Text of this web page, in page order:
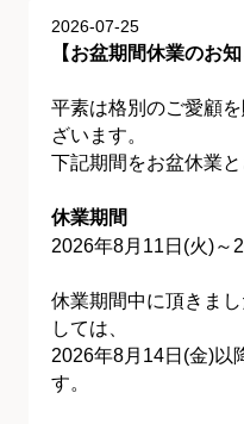
2026-07-25
【お盆期間休業のお知
平素は格別のご愛顧
ざいます。
下記期間をお盆休業と
休業期間
2026年8月11日(火)～
休業期間中に頂きま
しては、
2026年8月14日(金)以
す。